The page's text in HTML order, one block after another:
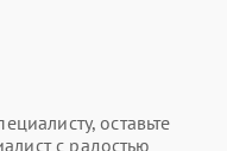
оставьте
с радостью